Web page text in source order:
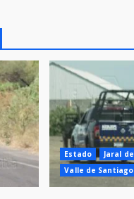
Estado
Jaral
Valle de Santiago